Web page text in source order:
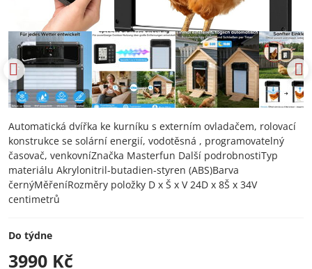
Automatická dvířka ke kurníku s externím ovladačem, rolovací
konstrukce se solární energií, vodotěsná , programovatelný
časovač, venkovníZnačka Masterfun Další podrobnostiTyp
materiálu Akrylonitril-butadien-styren (ABS)Barva
černýMěřeníRozměry položky D x Š x V 24D x 8Š x 34V
centimetrů
Do týdne
3990 Kč